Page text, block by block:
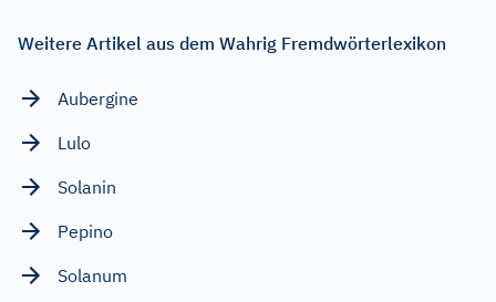
Weitere Artikel aus dem Wahrig Fremdwörterlexikon
Aubergine
Lulo
Solanin
Pepino
Solanum